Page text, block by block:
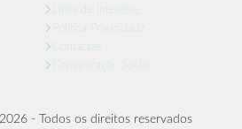
Links de Interesse
Politica Privacidade
Contactos
Comunicação Social
- Todos os direitos reservados